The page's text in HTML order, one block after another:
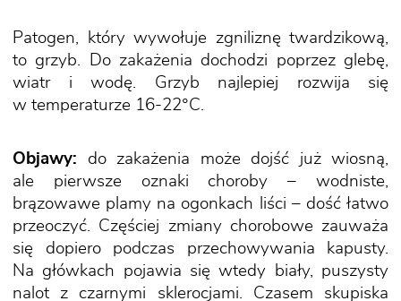
Patogen, który wywołuje zgniliznę twardzikową,
to grzyb. Do zakażenia dochodzi poprzez glebę,
wiatr i wodę. Grzyb najlepiej rozwija się
w temperaturze 16-22°C.
Objawy: do zakażenia może dojść już wiosną,
ale pierwsze oznaki choroby – wodniste,
brązowawe plamy na ogonkach liści – dość łatwo
przeoczyć. Częściej zmiany chorobowe zauważa
się dopiero podczas przechowywania kapusty.
Na główkach pojawia się wtedy biały, puszysty
nalot z czarnymi sklerocjami. Czasem skupiska